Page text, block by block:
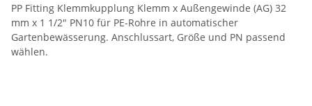
PP Fitting Klemmkupplung Klemm x Außengewinde (AG) 32
mm x 1 1/2" PN10 für PE-Rohre in automatischer
Gartenbewässerung. Anschlussart, Größe und PN passend
wählen.